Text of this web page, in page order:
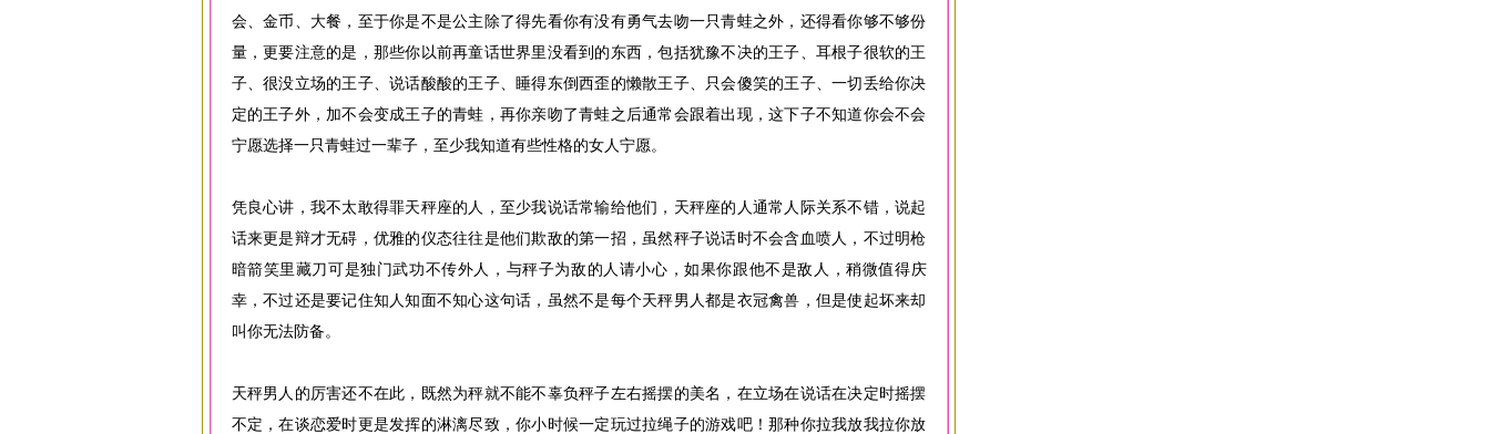
会、金币、大餐，至于你是不是公主除了得先看你有没有勇气去吻一只青蛙之外，还得看你够不够份
量，更要注意的是，那些你以前再童话世界里没看到的东西，包括犹豫不决的王子、耳根子很软的王
子、很没立场的王子、说话酸酸的王子、睡得东倒西歪的懒散王子、只会傻笑的王子、一切丢给你决
定的王子外，加不会变成王子的青蛙，再你亲吻了青蛙之后通常会跟着出现，这下子不知道你会不会
宁愿选择一只青蛙过一辈子，至少我知道有些性格的女人宁愿。
凭良心讲，我不太敢得罪天秤座的人，至少我说话常输给他们，天秤座的人通常人际关系不错，说起
话来更是辩才无碍，优雅的仪态往往是他们欺敌的第一招，虽然秤子说话时不会含血喷人，不过明枪
暗箭笑里藏刀可是独门武功不传外人，与秤子为敌的人请小心，如果你跟他不是敌人，稍微值得庆
幸，不过还是要记住知人知面不知心这句话，虽然不是每个天秤男人都是衣冠禽兽，但是使起坏来却
叫你无法防备。
天秤男人的厉害还不在此，既然为秤就不能不辜负秤子左右摇摆的美名，在立场在说话在决定时摇摆
不定，在谈恋爱时更是发挥的淋漓尽致，你小时候一定玩过拉绳子的游戏吧！那种你拉我放我拉你放